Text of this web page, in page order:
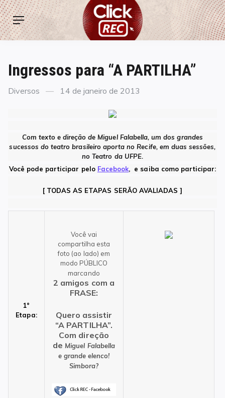
Skip
to
content
ClickREC
Menu
Ingressos para “A PARTILHA”
Categories
Diversos
Posted
14 de janeiro de 2013
Com texto e direção de Miguel Falabella, um dos grandes
sucessos do teatro brasileiro aporta no Recife, em duas sessões,
no Teatro da UFPE.
Você pode participar pelo Facebook, e saiba como participar:
[ TODAS AS ETAPAS SERÃO AVALIADAS ]
1°
Etapa:
Você vai
compartilha esta
foto (ao lado) em
modo PÚBLICO
marcando
2 amigos com a
FRASE:
Quero assistir
“A PARTILHA”.
Com direção
deMiguel Falabella
e grande elenco!
Simbora?